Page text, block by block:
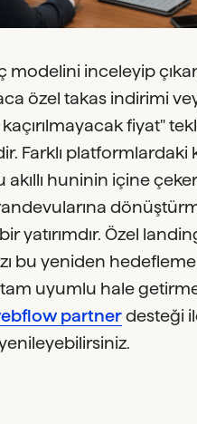
modelini inceleyip
özel takas indirimi
fiyat"
Farklı platformlardaki
akıllı huninin içine
yatırımdır. Özel
bu yeniden hedefleme
tam uyumlu hale
partner desteği
yenileyebilirsiniz.